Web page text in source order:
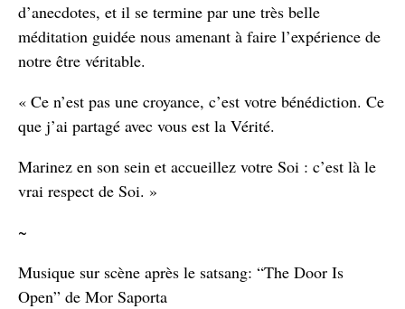
d’anecdotes, et il se termine par une très belle
méditation guidée nous amenant à faire l’expérience de
notre être véritable.
« Ce n’est pas une croyance, c’est votre bénédiction. Ce
que j’ai partagé avec vous est la Vérité.
Marinez en son sein et accueillez votre Soi : c’est là le
vrai respect de Soi. »
~
Musique sur scène après le satsang: “The Door Is
Open” de Mor Saporta